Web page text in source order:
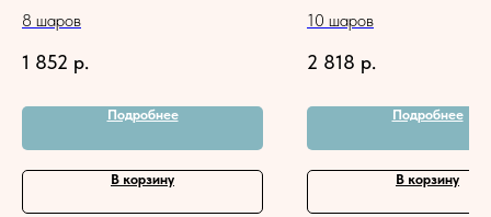
8 шаров
1 852 р.
Подробнее
В корзину
10 шаров
2 818 р.
Подробнее
В корзину